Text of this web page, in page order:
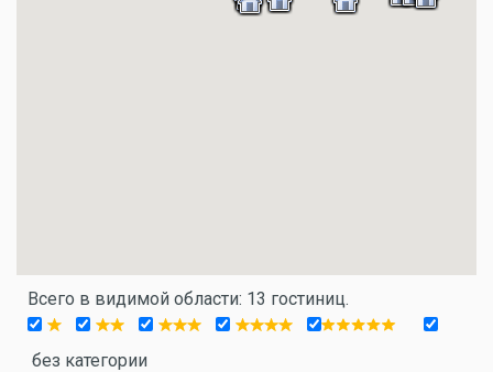
Всего в видимой области: 13 гостиниц.
без категории